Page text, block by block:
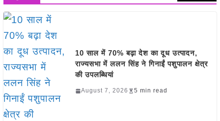
10 साल में 70% बढ़ा देश का दूध उत्पादन,
राज्यसभा में ललन सिंह ने गिनाईं पशुपालन क्षेत्र
की उपलब्धियां
August 7, 2026 5 min read